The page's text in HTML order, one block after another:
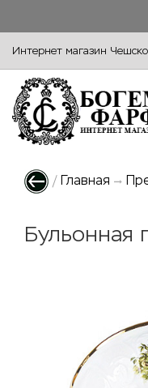
Интернет магазин
/Главная
Бульонная